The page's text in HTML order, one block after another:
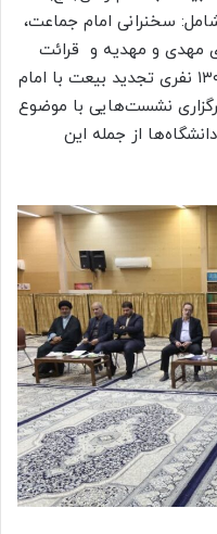
سخنرانی امام جماعت،
مهدی و مهدیه و قرائت
دعای بیعت (اللهم بلغ)، اعزام کاروان ۱۳۰ نفری تجدید بیعت با امام
نشست‌هایی با موضوع
از جمله این